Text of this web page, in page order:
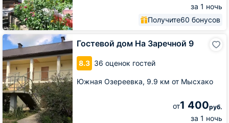
за 1 ночь
Получите60 бонусов
Гостевой дом На Заречной 9
8.3 36 оценок гостей
Южная Озереевка, 9.9 км от Мысхако
от1 400руб.
за 1 ночь
Гостевой
дом
На
Заречной
9